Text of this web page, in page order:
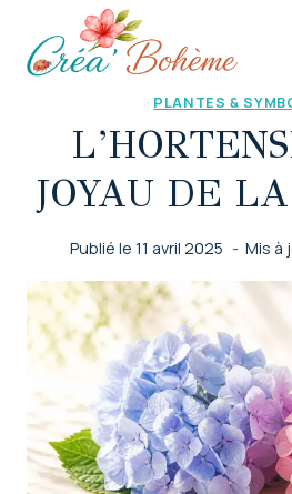
contenu
PLANTES &
JOYAU DE
Publié le 11 avril 2025 Mis à